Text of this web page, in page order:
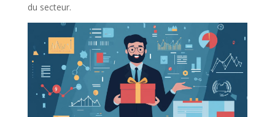
du secteur.